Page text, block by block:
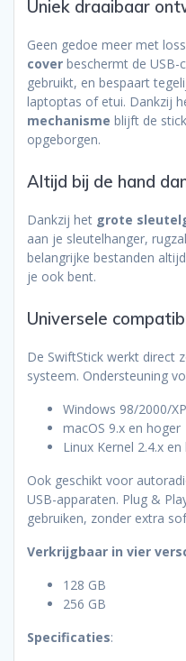
Uniek draaibaar
Geen gedoe meer met
cover beschermt de
gebruikt, en bespaart
laptoptas of etui. Dankzij
mechanisme blijft de
opgeborgen.
Altijd bij de hand
Dankzij het grote
aan je sleutelhanger,
belangrijke bestanden
je ook bent.
Universele
De SwiftStick werkt direct
systeem. Ondersteuning
Windows 98/2000/
macOS 9.x en hoger
Linux Kernel 2.4.x
Ook geschikt voor
USB-apparaten. Plug &
gebruiken, zonder extra
Verkrijgbaar in vier
128 GB
256 GB
Specificaties: